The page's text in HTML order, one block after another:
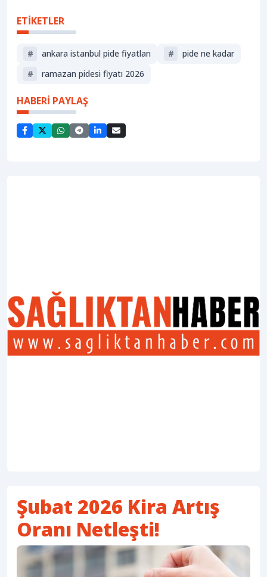
ETİKETLER
# ankara istanbul pide fiyatları #
pide ne kadar
#
ramazan pidesi fiyatı 2026
HABERİ PAYLAŞ
Şubat 2026 Kira Artış
Oranı Netleşti!